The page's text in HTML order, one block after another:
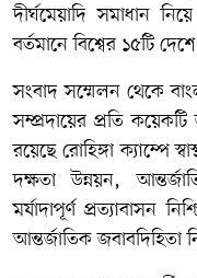
দীর্ঘমেয়াদি সমাধান
বর্তমানে বিশ্বের ১৫টি
সংবাদ সম্মেলন থেকে
সম্প্রদায়ের প্রতি
রয়েছে রোহিঙ্গা ক্যাম্পে
দক্ষতা উন্নয়ন,
মর্যাদাপূর্ণ প্রত্যাবাসন
আন্তর্জাতিক জবাবদিহিতা